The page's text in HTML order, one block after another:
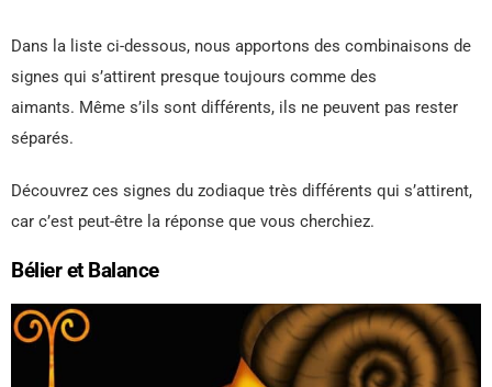
Dans la liste ci-dessous, nous apportons des combinaisons de
signes qui s’attirent presque toujours comme des
aimants. Même s’ils sont différents, ils ne peuvent pas rester
séparés.
Découvrez ces signes du zodiaque très différents qui s’attirent,
car c’est peut-être la réponse que vous cherchiez.
Bélier et Balance